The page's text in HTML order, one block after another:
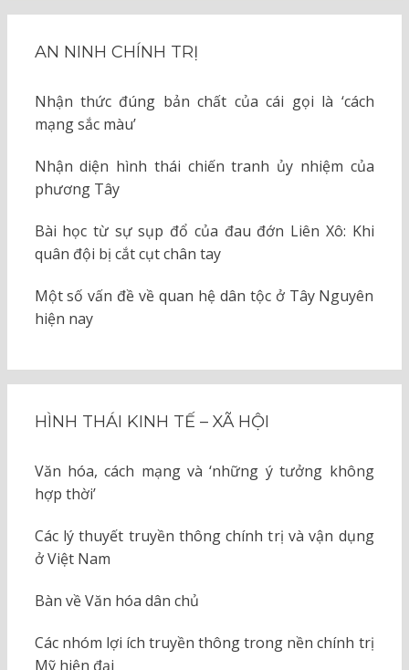
AN NINH CHÍNH TRỊ
Nhận thức đúng bản chất của cái gọi là ‘cách
mạng sắc màu’
Nhận diện hình thái chiến tranh ủy nhiệm của
phương Tây
Bài học từ sự sụp đổ của đau đớn Liên Xô: Khi
quân đội bị cắt cụt chân tay
Một số vấn đề về quan hệ dân tộc ở Tây Nguyên
hiện nay
HÌNH THÁI KINH TẾ – XÃ HỘI
Văn hóa, cách mạng và ‘những ý tưởng không
hợp thời’
Các lý thuyết truyền thông chính trị và vận dụng
ở Việt Nam
Bàn về Văn hóa dân chủ
Các nhóm lợi ích truyền thông trong nền chính trị
Mỹ hiện đại